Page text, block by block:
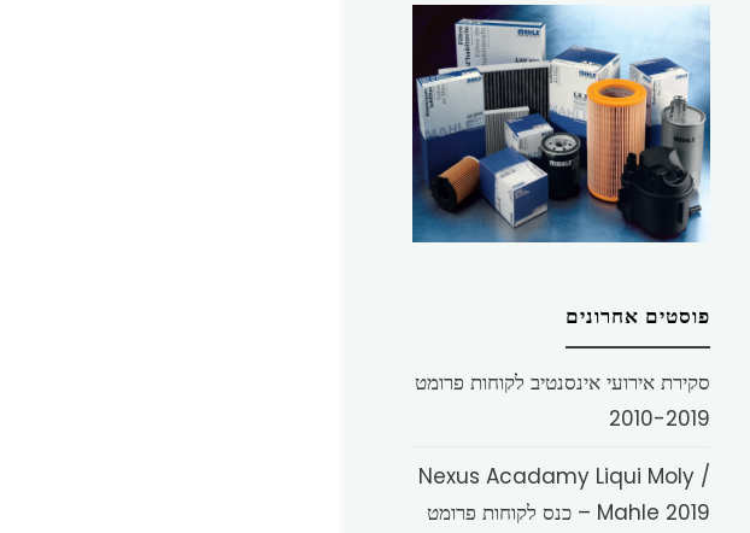
פוסטים אחרונים
סקירת אירועי אינסנטיב לקוחות פרומט
2010-2019
Nexus Acadamy Liqui Moly /
Mahle 2019 – כנס לקוחות פרומט